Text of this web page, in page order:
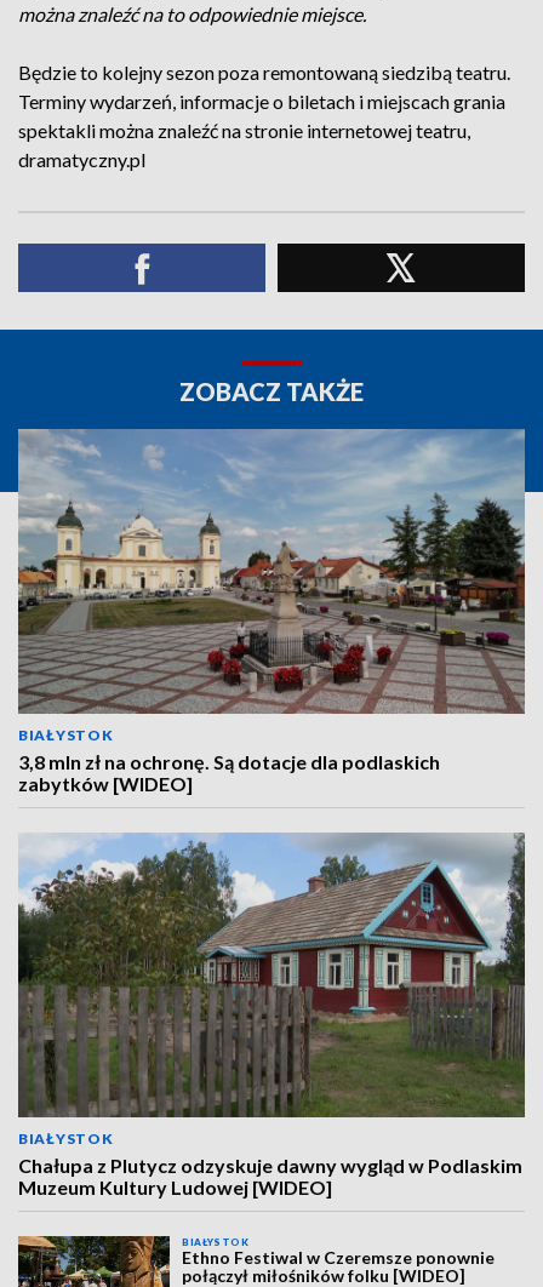
można znaleźć na to odpowiednie miejsce.
Będzie to kolejny sezon poza remontowaną siedzibą teatru.
Terminy wydarzeń, informacje o biletach i miejscach grania
spektakli można znaleźć na stronie internetowej teatru,
dramatyczny.pl
ZOBACZ TAKŻE
BIAŁYSTOK
3,8 mln zł na ochronę. Są dotacje dla podlaskich
zabytków [WIDEO]
BIAŁYSTOK
Chałupa z Plutycz odzyskuje dawny wygląd w Podlaskim
Muzeum Kultury Ludowej [WIDEO]
BIAŁYSTOK
Ethno Festiwal w Czeremsze ponownie
połączył miłośników folku [WIDEO]